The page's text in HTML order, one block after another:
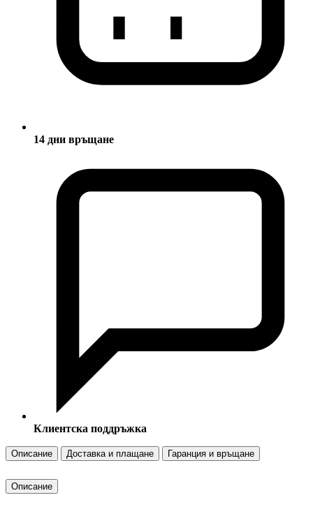
14 дни връщане
Клиентска поддръжка
Описание Доставка и плащане Гаранция и връщане
Описание